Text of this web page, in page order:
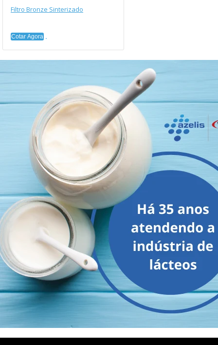
Filtro Bronze Sinterizado
Cotar Agora